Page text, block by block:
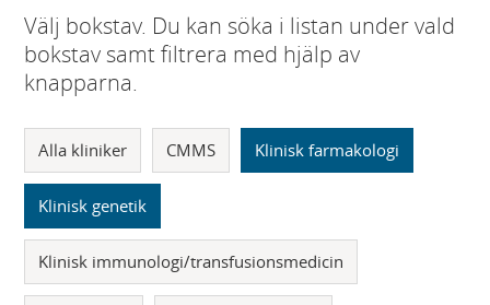
Välj bokstav. Du kan söka i listan under vald
bokstav samt filtrera med hjälp av
knapparna.
Alla kliniker CMMS Klinisk farmakologi
Klinisk genetik
Klinisk immunologi/transfusionsmedicin